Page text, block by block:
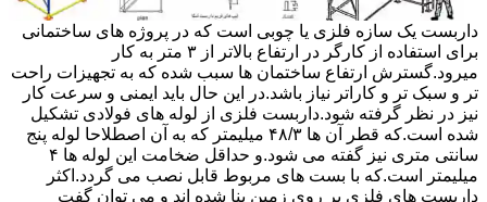
داربست یک سازه فلزی یا چوبی است که در پروژه های ساختمانی
برای استفاده از کارگر در ارتفاع بالاتر از ۳ متر به کار
میرود.گسترش ارتفاع ساختمان ها سبب شده که به تجهیزات راحت
تر و سبک تر و کاراتر نیاز باشد.در این حال باید ایمنی و سرعت کار
نیز در نظر گرفته شود.داربست فلزی از لوله های فولادی تشکیل
شده است.که قطر آن ها ۴۸/۳ میلیمتر که به آن اصطلاحا لوله پنج
سانتی متری نیز گفته می شود.و حداقل ضخامت این لوله ها ۴
میلیمتر است.که با بست های مربوط قابل نصب می گردد.اکثر
داربست های فلزی بر روی زمین بنا شده اند و می توان گفت